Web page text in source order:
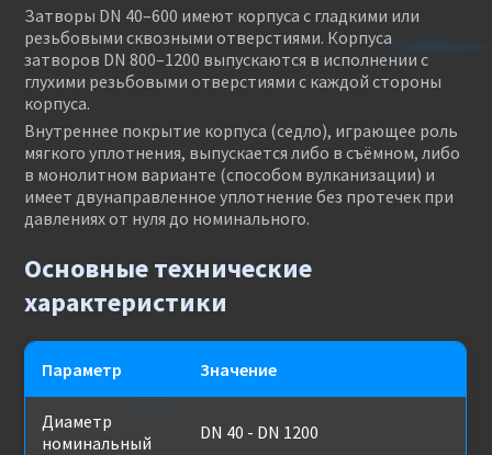
Затворы DN 40–600 имеют корпуса с гладкими или
резьбовыми сквозными отверстиями. Корпуса
затворов DN 800–1200 выпускаются в исполнении с
глухими резьбовыми отверстиями с каждой стороны
корпуса.
Внутреннее покрытие корпуса (седло), играющее роль
мягкого уплотнения, выпускается либо в съёмном, либо
в монолитном варианте (способом вулканизации) и
имеет двунаправленное уплотнение без протечек при
давлениях от нуля до номинального.
Основные технические
характеристики
Параметр Значение
Диаметр
номинальный
DN 40 - DN 1200